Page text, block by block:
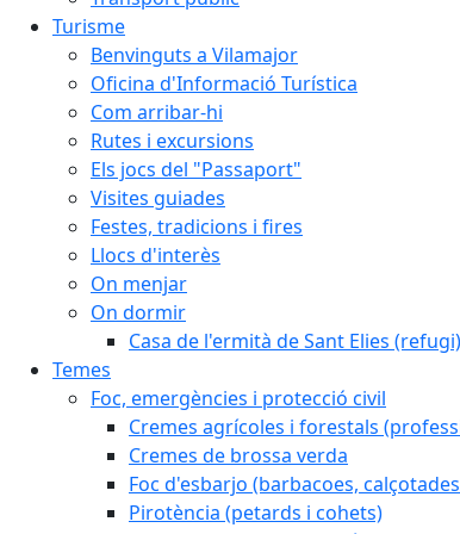
Turisme
Benvinguts a Vilamajor
Oficina d'Informació Turística
Com arribar-hi
Rutes i excursions
Els jocs del "Passaport"
Visites guiades
Festes, tradicions i fires
Llocs d'interès
On menjar
On dormir
Casa de l'ermità de Sant Elies (refugi)
Temes
Foc, emergències i protecció civil
Cremes agrícoles i forestals
Cremes de brossa verda
Foc d'esbarjo (barbacoes,
Pirotència (petards i cohets)